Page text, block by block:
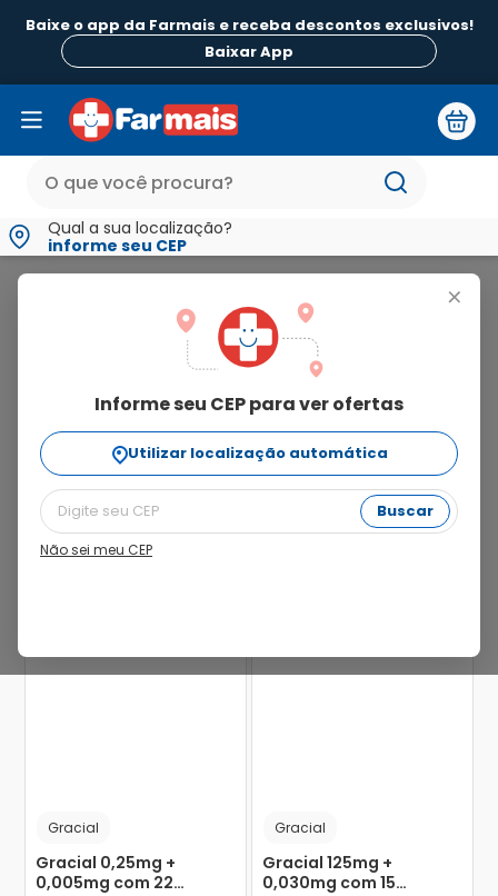
Baixe o app da Farmais e receba descontos exclusivos!
Baixar App
Qual a sua localização?
informe seu CEP
+
Informe seu CEP para ver ofertas
Utilizar localização automática
Buscar
Não sei meu CEP
Ordenar Por
relevância
Gracial
Gracial 0,25mg +
0,005mg com 22
Gracial
Gracial 125mg +
0,030mg com 15